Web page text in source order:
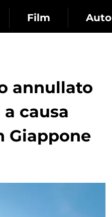
Film Auto
annullato
causa
Giappone